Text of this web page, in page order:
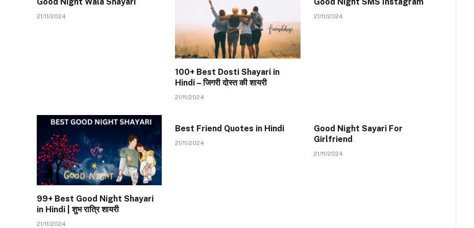
Good Night Wala Shayari
21/11/2024
100+ Best Dosti Shayari in
Hindi – जिगरी दोस्त की शायरी
21/11/2024
Good Night SMS Instagram
21/11/2024
99+ Best Good Night Shayari
in Hindi | शुभ रात्रि शायरी
21/11/2024
Best Friend Quotes in Hindi
21/11/2024
Good Night Sayari For
Girlfriend
21/11/2024